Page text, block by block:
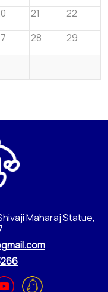
21
22
28
29
Maharaj Statue,